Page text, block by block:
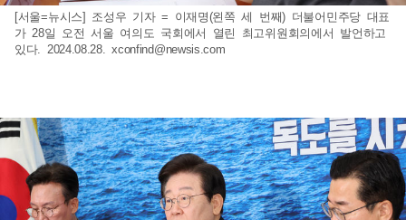
[서울=뉴시스] 조성우 기자 = 이재명(왼쪽 세 번째) 더불어민주당 대표
가 28일 오전 서울 여의도 국회에서 열린 최고위원회의에서 발언하고
있다. 2024.08.28.xconfind@newsis.com